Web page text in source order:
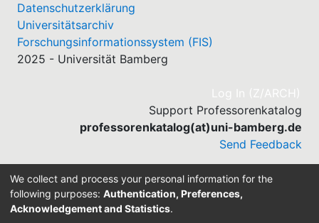
Datenschutzerklärung
Universitätsarchiv
Forschungsinformationssystem (FIS)
2025 - Universität Bamberg
Log In (Z/ARCH)
Support Professorenkatalog
professorenkatalog(at)uni-bamberg.de
Send Feedback
Built withDSpace-CRIS software
We collect and process your personal information for the
following purposes: Authentication, Preferences,
Acknowledgement and Statistics.